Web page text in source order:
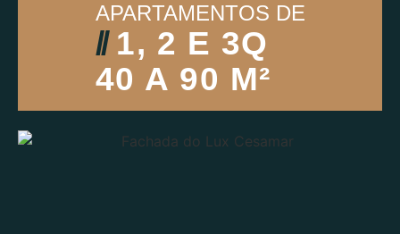
APARTAMENTOS DE
//1, 2 E 3Q
40 A 90 M²